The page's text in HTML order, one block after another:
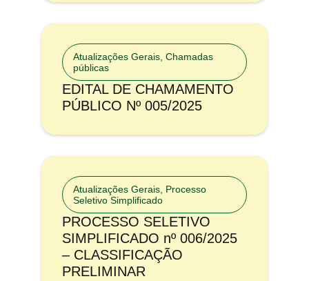
Atualizações Gerais Chamadas
públicas
EDITAL DE CHAMAMENTO
PÚBLICO Nº 005/2025
Atualizações Gerais Processo
Seletivo Simplificado
PROCESSO SELETIVO
SIMPLIFICADO nº 006/2025
– CLASSIFICAÇÃO
PRELIMINAR